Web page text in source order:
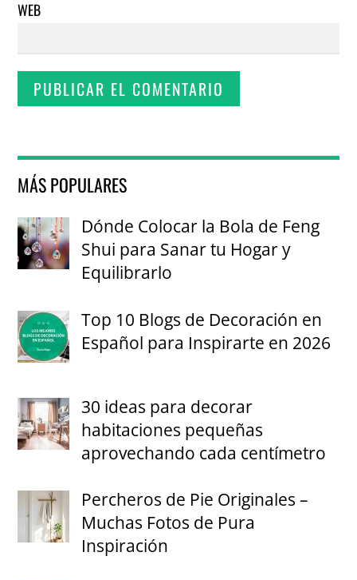
WEB
MÁS POPULARES
Dónde Colocar la Bola de Feng
Shui para Sanar tu Hogar y
Equilibrarlo
Top 10 Blogs de Decoración en
Español para Inspirarte en 2026
30 ideas para decorar
habitaciones pequeñas
aprovechando cada centímetro
Percheros de Pie Originales –
Muchas Fotos de Pura
Inspiración